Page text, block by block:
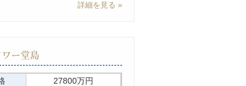
詳細を見る
ー堂島
27800万円